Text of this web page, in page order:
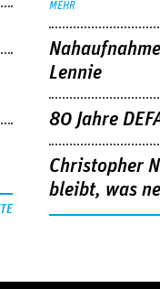
MEHR
Lennie
80 Jahre
Christopher
bleibt, was